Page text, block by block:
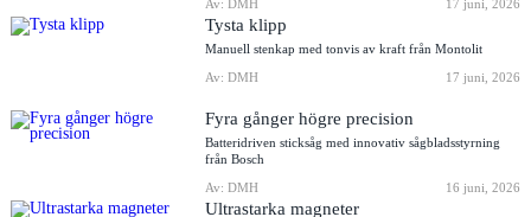
Av: DMH
17 juni, 2026
Tysta klipp
Manuell stenkap med tonvis av kraft från Montolit
Av: DMH
17 juni, 2026
Fyra gånger högre precision
Batteridriven sticksåg med innovativ sågbladsstyrning
från Bosch
Av: DMH
16 juni, 2026
Ultrastarka magneter